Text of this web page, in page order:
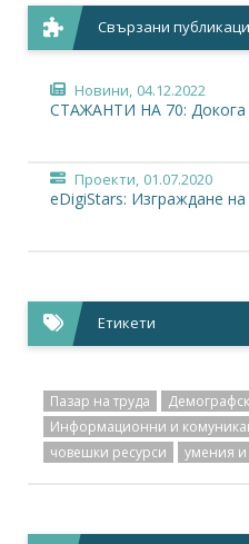
Свързани
Новини, 04.12.2022
СТАЖАНТИ НА 70: Докога
Проекти, 01.07.2020
eDigiStars: Изграждане на
Етикети
Пазар на труда
Информационни и
човешки ресурси
умения